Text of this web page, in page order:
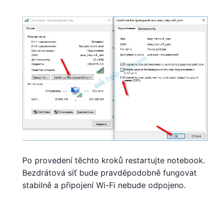
Po provedení těchto kroků restartujte notebook.
Bezdrátová síť bude pravděpodobně fungovat
stabilně a připojení Wi-Fi nebude odpojeno.